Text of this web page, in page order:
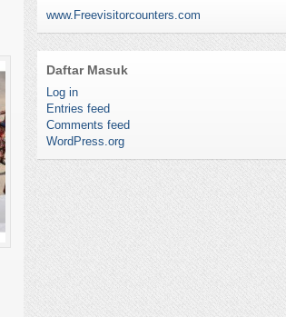
www.Freevisitorcounters.com
Daftar Masuk
Log in
Entries feed
Comments feed
WordPress.org